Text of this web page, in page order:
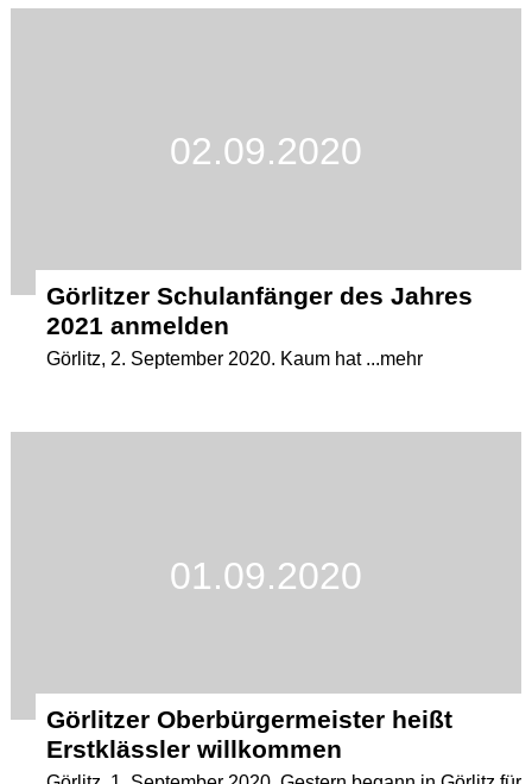
02.09.2020
Görlitzer Schulanfänger des Jahres
2021 anmelden
Görlitz, 2. September 2020. Kaum hat ...mehr
01.09.2020
Görlitzer Oberbürgermeister heißt
Erstklässler willkommen